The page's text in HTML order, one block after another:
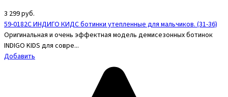
3 299руб.
59-0182C ИНДИГО КИДС ботинки утепленные для мальчиков. (31-36)
Оригинальная и очень эффектная модель демисезонных ботинок
INDIGO KIDS для совре...
Добавить